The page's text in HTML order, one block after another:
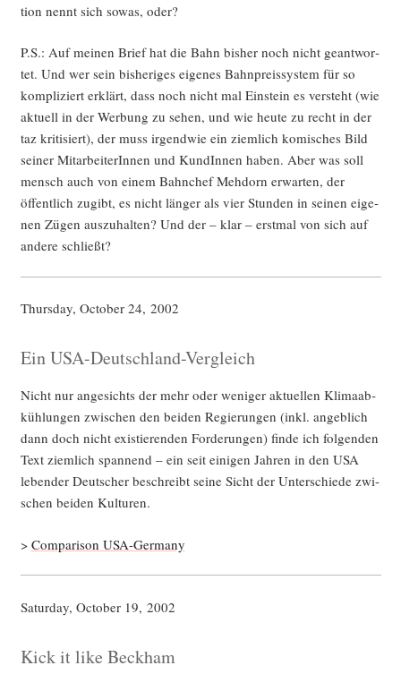
ti­on nennt sich sowas, oder?
P.S.: Auf mei­nen Brief hat die Bahn bis­her noch nicht geant­wor­
tet. Und wer sein bis­he­ri­ges eige­nes Bahn­preis­sys­tem für so
kom­pli­ziert erklärt, dass noch nicht mal Ein­stein es ver­steht (wie
aktu­ell in der Wer­bung zu sehen, und wie heu­te zu recht in der
taz kri­ti­siert), der muss irgend­wie ein ziem­lich komi­sches Bild
sei­ner Mit­ar­bei­te­rIn­nen und Kun­dIn­nen haben. Aber was soll
mensch auch von einem Bahn­chef Meh­dorn erwar­ten, der
öffent­lich zugibt, es nicht län­ger als vier Stun­den in sei­nen eige­
nen Zügen aus­zu­hal­ten? Und der – klar – erst­mal von sich auf
ande­re schließt?
Thurs­day, Octo­ber 24, 2002
Ein USA-Deutschland-Vergleich
Nicht nur ange­sichts der mehr oder weni­ger aktu­el­len Kli­ma­ab­
küh­lun­gen zwi­schen den bei­den Regie­run­gen (inkl. angeb­lich
dann doch nicht exis­tie­ren­den For­de­run­gen) fin­de ich fol­gen­den
Text ziem­lich span­nend – ein seit eini­gen Jah­ren in den USA
leben­der Deut­scher beschreibt sei­ne Sicht der Unter­schie­de zwi­
schen bei­den Kulturen.
> Com­pa­ri­son USA-Germany
Satur­day, Octo­ber 19, 2002
Kick it like Beckham